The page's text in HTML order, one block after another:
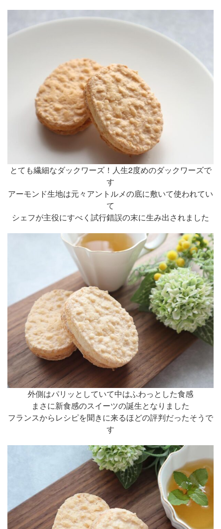
とても繊細なダックワーズ！人生2度めのダックワーズで
す
アーモンド生地は元々アントルメの底に敷いて使われてい
て
シェフが主役にすべく試行錯誤の末に生み出されました
外側はパリッとしていて中はふわっとした食感
まさに新食感のスイーツの誕生となりました
フランスからレシピを聞きに来るほどの評判だったそうで
す